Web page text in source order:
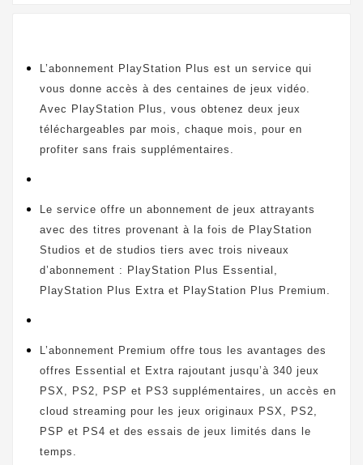
L’abonnement PlayStation Plus est un service qui
vous donne accès à des centaines de jeux vidéo.
Avec PlayStation Plus, vous obtenez deux jeux
téléchargeables par mois, chaque mois, pour en
profiter sans frais supplémentaires.
Le service offre un abonnement de jeux attrayants
avec des titres provenant à la fois de PlayStation
Studios et de studios tiers avec trois niveaux
d’abonnement : PlayStation Plus Essential,
PlayStation Plus Extra et PlayStation Plus Premium.
L’abonnement Premium offre tous les avantages des
offres Essential et Extra rajoutant jusqu’à 340 jeux
PSX, PS2, PSP et PS3 supplémentaires, un accès en
cloud streaming pour les jeux originaux PSX, PS2,
PSP et PS4 et des essais de jeux limités dans le
temps.